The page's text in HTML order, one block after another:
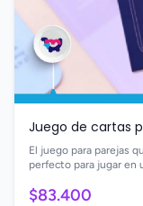
Juego de cartas
El juego para parejas
perfecto para jugar en
$83.400